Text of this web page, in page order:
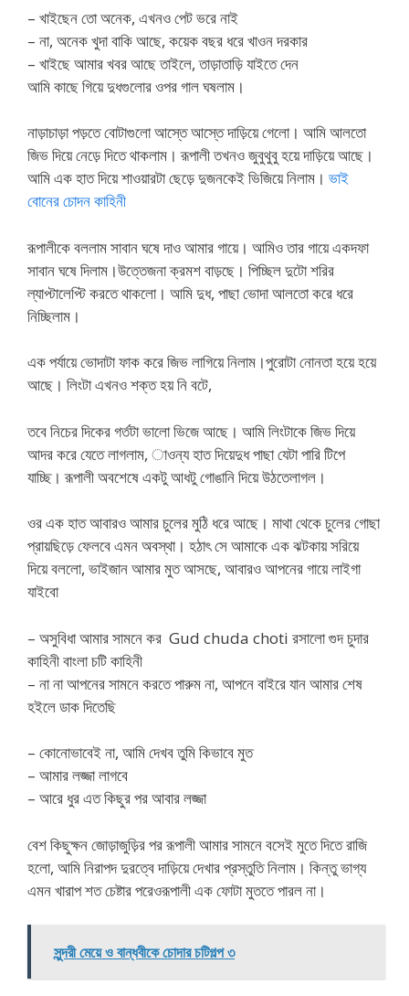
– খাইছেন তো অনেক, এখনও পেট ভরে নাই
– না, অনেক খুদা বাকি আছে, কয়েক বছর ধরে খাওন দরকার
– খাইছে আমার খবর আছে তাইলে, তাড়াতাড়ি যাইতে দেন
আমি কাছে গিয়ে দুধগুলোর ওপর গাল ঘষলাম।
নাড়াচাড়া পড়তে বোটাগুলো আস্তে আস্তে দাড়িয়ে গেলো। আমি আলতো
জিভ দিয়ে নেড়ে দিতে থাকলাম। রূপালী তখনও জুবুথুবু হয়ে দাড়িয়ে আছে।
আমি এক হাত দিয়ে শাওয়ারটা ছেড়ে দুজনকেই ভিজিয়ে নিলাম। ভাই
বোনের চোদন কাহিনী
রূপালীকে বললাম সাবান ঘষে দাও আমার গায়ে। আমিও তার গায়ে একদফা
সাবান ঘষে দিলাম।উত্তেজনা ক্রমশ বাড়ছে। পিচ্ছিল দুটো শরির
ল্যাপ্টালেপ্টি করতে থাকলো। আমি দুধ, পাছা ভোদা আলতো করে ধরে
নিচ্ছিলাম।
এক পর্যায়ে ভোদাটা ফাক করে জিভ লাগিয়ে নিলাম।পুরোটা নোনতা হয়ে হয়ে
আছে। লিংটা এখনও শক্ত হয় নি বটে,
তবে নিচের দিকের গর্তটা ভালো ভিজে আছে। আমি লিংটাকে জিভ দিয়ে
আদর করে যেতে লাগলাম, াওন্য হাত দিয়েদুধ পাছা যেটা পারি টিপে
যাচ্ছি। রূপালী অবশেষে একটু আধটু গোঙানি দিয়ে উঠতেলাগল।
ওর এক হাত আবারও আমার চুলের মুঠি ধরে আছে। মাথা থেকে চুলের গোছা
প্রায়ছিড়ে ফেলবে এমন অবস্থা। হঠাৎ সে আমাকে এক ঝটকায় সরিয়ে
দিয়ে বললো, ভাইজান আমার মুত আসছে, আবারও আপনের গায়ে লাইগা
যাইবো
– অসুবিধা আমার সামনে কর Gud chuda choti রসালো গুদ চুদার
কাহিনী বাংলা চটি কাহিনী
– না না আপনের সামনে করতে পারুম না, আপনে বাইরে যান আমার শেষ
হইলে ডাক দিতেছি
– কোনোভাবেই না, আমি দেখব তুমি কিভাবে মুত
– আমার লজ্জা লাগবে
– আরে ধুর এত কিছুর পর আবার লজ্জা
বেশ কিছুক্ষন জোড়াজুড়ির পর রূপালী আমার সামনে বসেই মুতে দিতে রাজি
হলো, আমি নিরাপদ দুরত্বে দাড়িয়ে দেখার প্রস্তুতি নিলাম। কিন্তু ভাগ্য
এমন খারাপ শত চেষ্টার পরেওরূপালী এক ফোটা মুততে পারল না।
সুন্দরী মেয়ে ও বান্ধবীকে চোদার চটিগল্প ৩